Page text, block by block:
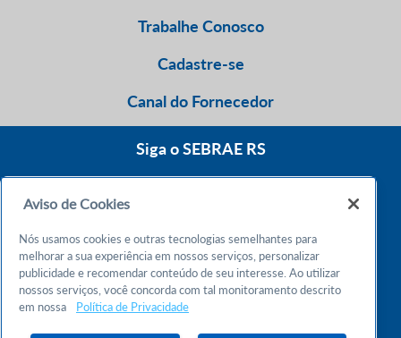
Trabalhe Conosco
Cadastre-se
Canal do Fornecedor
Siga o SEBRAE RS
Atendimento 24h
Chame no WhatsApp
Aviso de Cookies
Nós usamos cookies e outras tecnologias semelhantes para
melhorar a sua experiência em nossos serviços, personalizar
publicidade e recomendar conteúdo de seu interesse. Ao utilizar
nossos serviços, você concorda com tal monitoramento descrito
em nossa
Política de Privacidade